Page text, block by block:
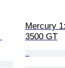
Mercury
3500 GT